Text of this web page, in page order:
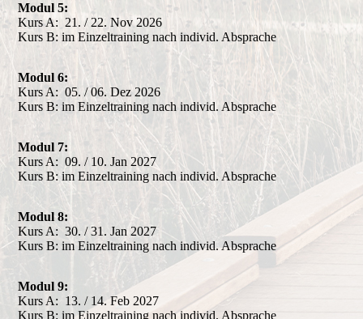
Modul 5:
Kurs A: 21. / 22. Nov 2026
Kurs B: im Einzeltraining nach individ. Absprache
Modul 6:
Kurs A: 05. / 06. Dez 2026
Kurs B: im Einzeltraining nach individ. Absprache
Modul 7:
Kurs A: 09. / 10. Jan 2027
Kurs B: im Einzeltraining nach individ. Absprache
Modul 8:
Kurs A: 30. / 31. Jan 2027
Kurs B: im Einzeltraining nach individ. Absprache
Modul 9:
Kurs A: 13. / 14. Feb 2027
Kurs B: im Einzeltraining nach individ. Absprache